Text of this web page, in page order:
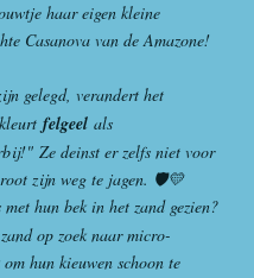
haar eigen kleine
Casanova van de Amazone!
gelegd, verandert het
felgeel als
Ze deinst er zelfs niet voor
zijn weg te jagen. 🛡️💛
met hun bek in het zand gezien?
op zoek naar micro-
hun kieuwen schoon te